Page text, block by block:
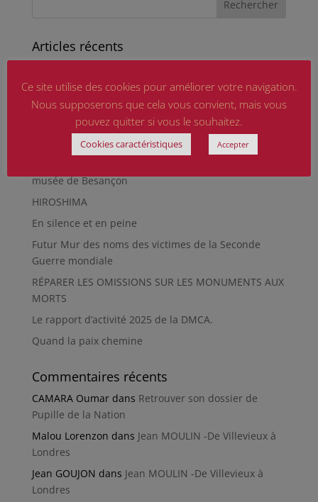
Articles récents
Hommage aux sapeurs-pompiers d’hier et
d’aujourd’hui
Qu’est-ce qu’était le Sentier des Passeurs, durant la
Seconde Guerre mondiale, à Moussey ?
musée de Besançon
HIROSHIMA
En silence et en peine
Futur Mur des noms des victimes de la Seconde
Guerre mondiale
RÉPARER LES OMISSIONS SUR LES MONUMENTS AUX
MORTS
Le rapport d’activité 2025 de la DMCA.
Quand la paix chemine
Commentaires récents
CAMARA Oumardans Retrouver son dossier de
Pupille de la Nation
Malou Lorenzon dans Jean MOULIN -De Villevieux à
Londres
Jean GOUJON dans Jean MOULIN -De Villevieux à
Londres
Ce site utilise des cookies pour améliorer votre navigation.
Nous supposerons que cela vous convient, mais vous
pouvez quitter si vous le souhaitez.
Cookies caractéristiques Accepter